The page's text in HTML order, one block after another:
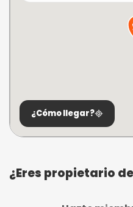
¿Cómo llegar?
¿Eres propietario